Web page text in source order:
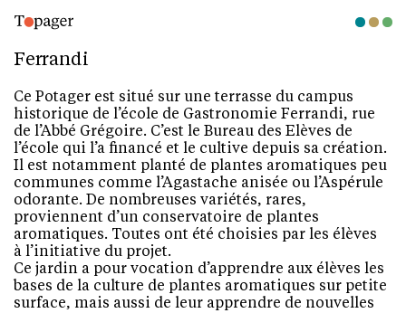
Ferrandi
Ce Potager est situé sur une terrasse du campus
historique de l’école de Gastronomie Ferrandi, rue
de l’Abbé Grégoire. C’est le Bureau des Elèves de
l’école qui l’a financé et le cultive depuis sa création.
Il est notamment planté de plantes aromatiques peu
communes comme l’Agastache anisée ou l’Aspérule
odorante. De nombreuses variétés, rares,
proviennent d’un conservatoire de plantes
aromatiques. Toutes ont été choisies par les élèves
à l’initiative du projet.
Ce jardin a pour vocation d’apprendre aux élèves les
bases de la culture de plantes aromatiques sur petite
surface, mais aussi de leur apprendre de nouvelles